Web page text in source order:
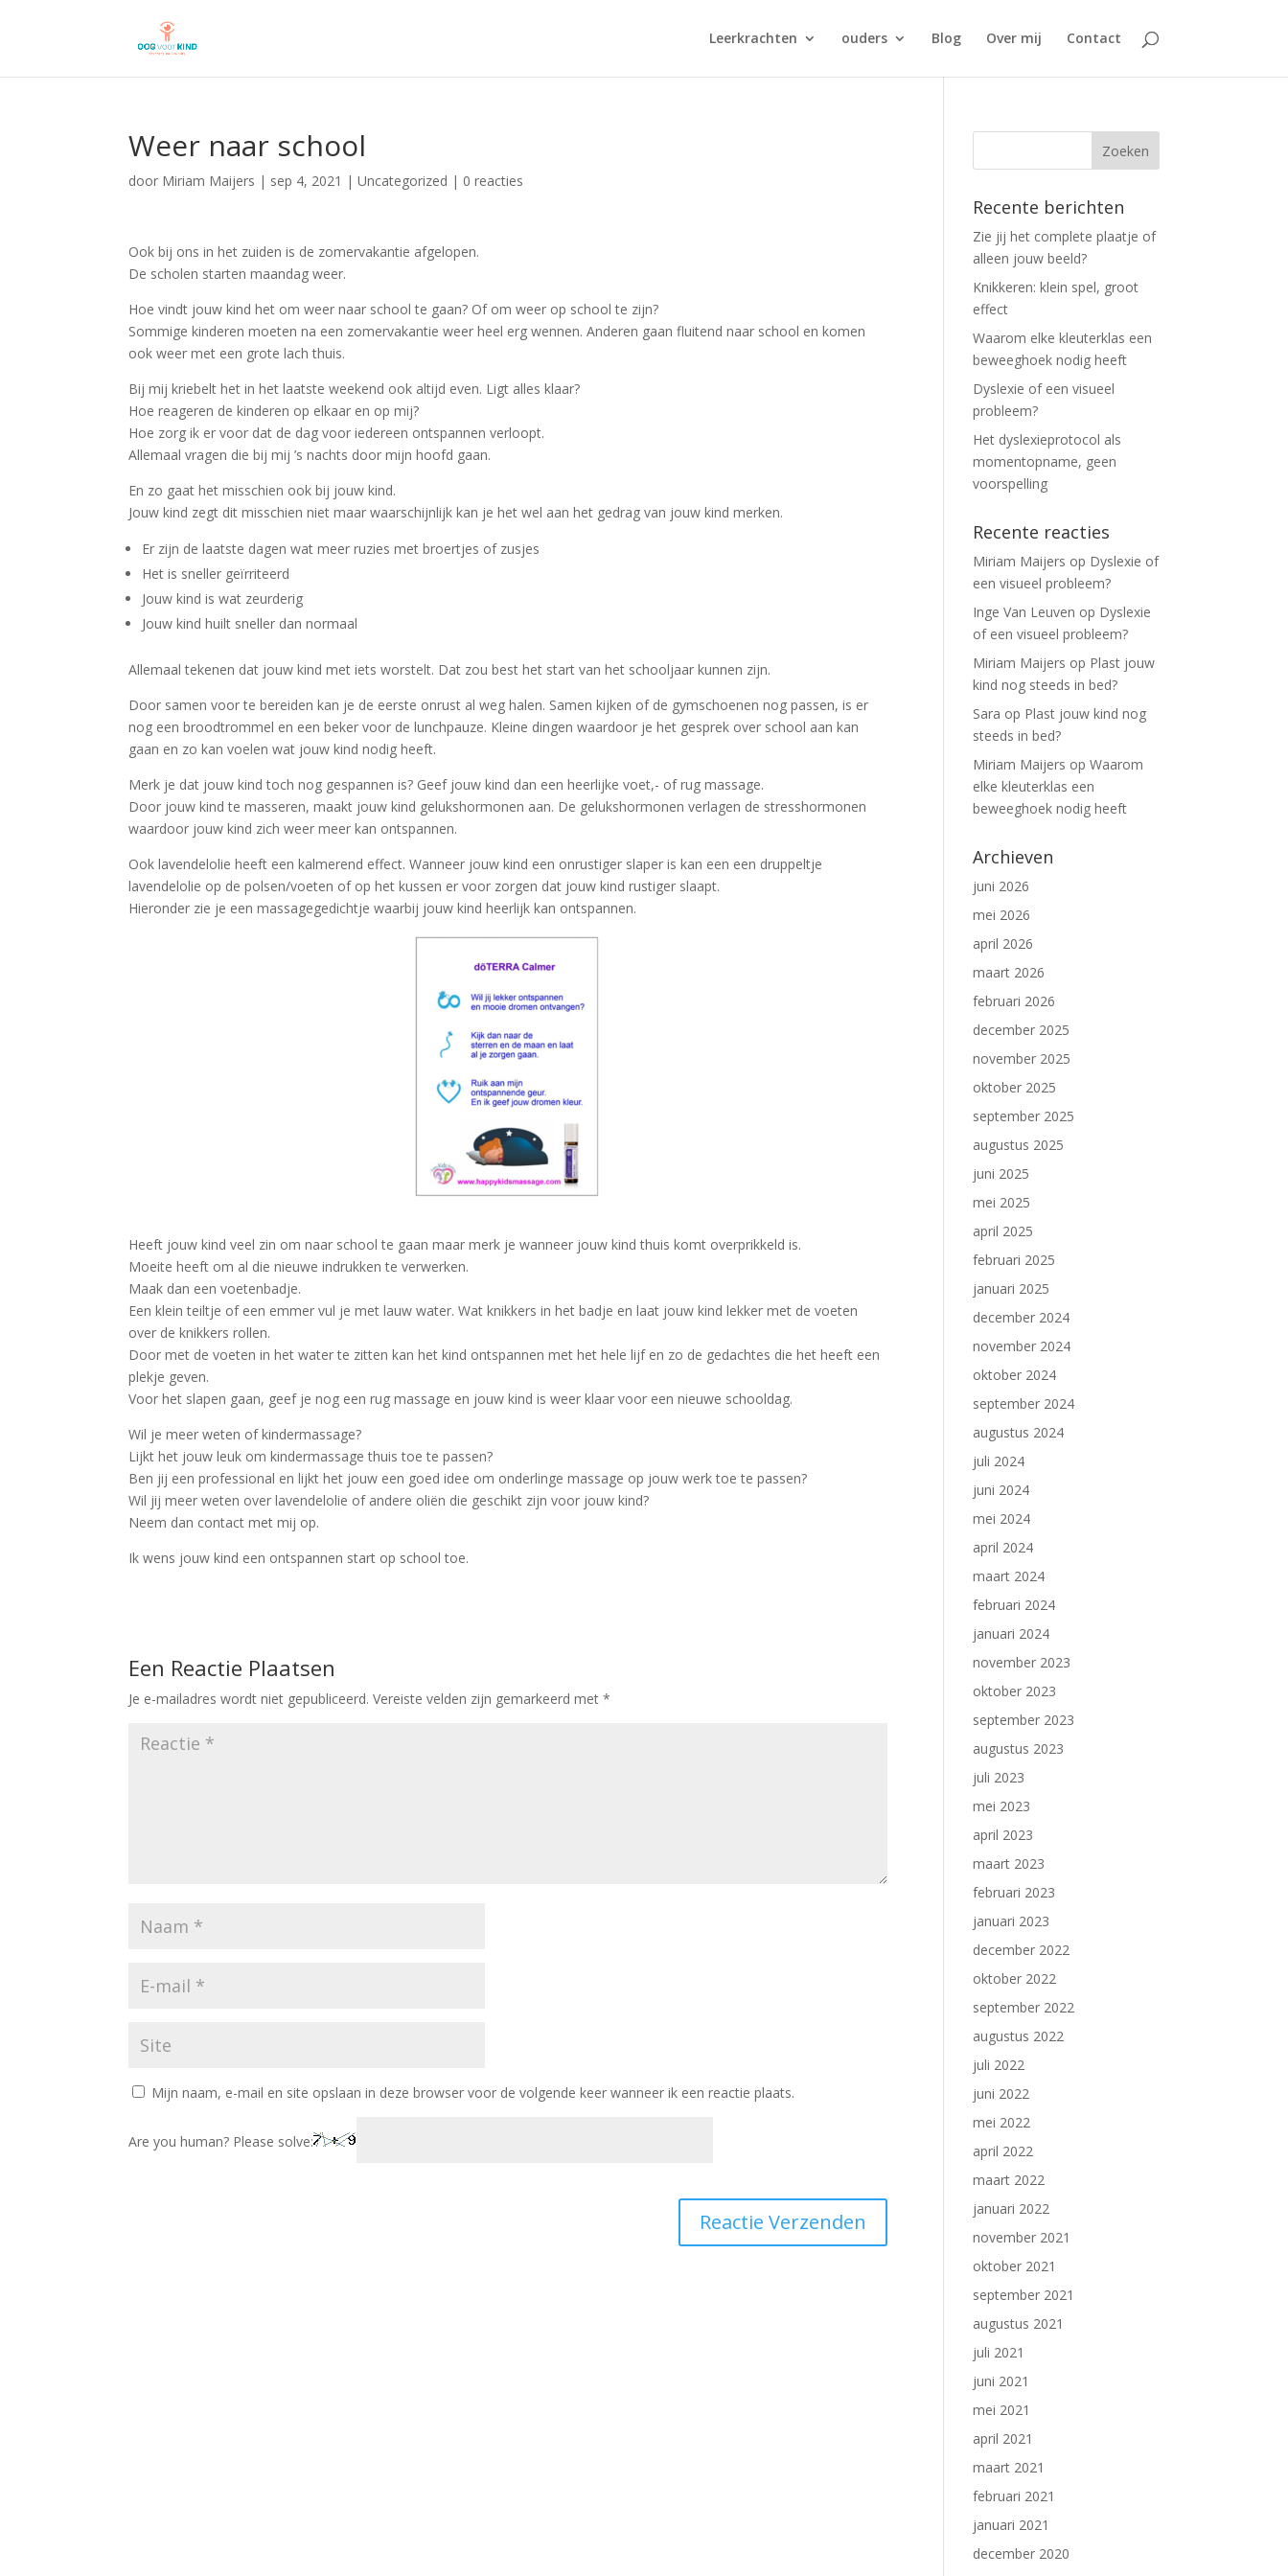
Leerkrachten ouders Blog Over mij Contact
Weer naar school
door Miriam Maijers | sep 4, 2021 |Uncategorized | 0 reacties
Ook bij ons in het zuiden is de zomervakantie afgelopen.
De scholen starten maandag weer.
Hoe vindt jouw kind het om weer naar school te gaan? Of om weer op school te zijn?
Sommige kinderen moeten na een zomervakantie weer heel erg wennen. Anderen gaan fluitend naar school en komen
ook weer met een grote lach thuis.
Bij mij kriebelt het in het laatste weekend ook altijd even. Ligt alles klaar?
Hoe reageren de kinderen op elkaar en op mij?
Hoe zorg ik er voor dat de dag voor iedereen ontspannen verloopt.
Allemaal vragen die bij mij ’s nachts door mijn hoofd gaan.
En zo gaat het misschien ook bij jouw kind.
Jouw kind zegt dit misschien niet maar waarschijnlijk kan je het wel aan het gedrag van jouw kind merken.
Er zijn de laatste dagen wat meer ruzies met broertjes of zusjes
Het is sneller geïrriteerd
Jouw kind is wat zeurderig
Jouw kind huilt sneller dan normaal
Allemaal tekenen dat jouw kind met iets worstelt. Dat zou best het start van het schooljaar kunnen zijn.
Door samen voor te bereiden kan je de eerste onrust al weg halen. Samen kijken of de gymschoenen nog passen, is er
nog een broodtrommel en een beker voor de lunchpauze. Kleine dingen waardoor je het gesprek over school aan kan
gaan en zo kan voelen wat jouw kind nodig heeft.
Merk je dat jouw kind toch nog gespannen is? Geef jouw kind dan een heerlijke voet,- of rug massage.
Door jouw kind te masseren, maakt jouw kind gelukshormonen aan. De gelukshormonen verlagen de stresshormonen
waardoor jouw kind zich weer meer kan ontspannen.
Ook lavendelolie heeft een kalmerend effect. Wanneer jouw kind een onrustiger slaper is kan een een druppeltje
lavendelolie op de polsen/voeten of op het kussen er voor zorgen dat jouw kind rustiger slaapt.
Hieronder zie je een massagegedichtje waarbij jouw kind heerlijk kan ontspannen.
Heeft jouw kind veel zin om naar school te gaan maar merk je wanneer jouw kind thuis komt overprikkeld is.
Moeite heeft om al die nieuwe indrukken te verwerken.
Maak dan een voetenbadje.
Een klein teiltje of een emmer vul je met lauw water. Wat knikkers in het badje en laat jouw kind lekker met de voeten
over de knikkers rollen.
Door met de voeten in het water te zitten kan het kind ontspannen met het hele lijf en zo de gedachtes die het heeft een
plekje geven.
Voor het slapen gaan, geef je nog een rug massage en jouw kind is weer klaar voor een nieuwe schooldag.
Wil je meer weten of kindermassage?
Lijkt het jouw leuk om kindermassage thuis toe te passen?
Ben jij een professional en lijkt het jouw een goed idee om onderlinge massage op jouw werk toe te passen?
Wil jij meer weten over lavendelolie of andere oliën die geschikt zijn voor jouw kind?
Neem dan contact met mij op.
Ik wens jouw kind een ontspannen start op school toe.
Een Reactie Plaatsen
Je e-mailadres wordt niet gepubliceerd. Vereiste velden zijn gemarkeerd met*
Mijn naam, e-mail en site opslaan in deze browser voor de volgende keer wanneer ik een reactie plaats.
Are you human? Please solve:
Recente berichten
Zie jij het complete plaatje of
alleen jouw beeld?
Knikkeren: klein spel, groot
effect
Waarom elke kleuterklas een
beweeghoek nodig heeft
Dyslexie of een visueel
probleem?
Het dyslexieprotocol als
momentopname, geen
voorspelling
Recente reacties
Miriam Maijers op Dyslexie of
een visueel probleem?
Inge Van Leuven op Dyslexie
of een visueel probleem?
Miriam Maijers op Plast jouw
kind nog steeds in bed?
Sara op Plast jouw kind nog
steeds in bed?
Miriam Maijers opWaarom
elke kleuterklas een
beweeghoek nodig heeft
Archieven
juni 2026
mei 2026
april 2026
maart 2026
februari 2026
december 2025
november 2025
oktober 2025
september 2025
augustus 2025
juni 2025
mei 2025
april 2025
februari 2025
januari 2025
december 2024
november 2024
oktober 2024
september 2024
augustus 2024
juli 2024
juni 2024
mei 2024
april 2024
maart 2024
februari 2024
januari 2024
november 2023
oktober 2023
september 2023
augustus 2023
juli 2023
mei 2023
april 2023
maart 2023
februari 2023
januari 2023
december 2022
oktober 2022
september 2022
augustus 2022
juli 2022
juni 2022
mei 2022
april 2022
maart 2022
januari 2022
november 2021
oktober 2021
september 2021
augustus 2021
juli 2021
juni 2021
mei 2021
april 2021
maart 2021
februari 2021
januari 2021
december 2020